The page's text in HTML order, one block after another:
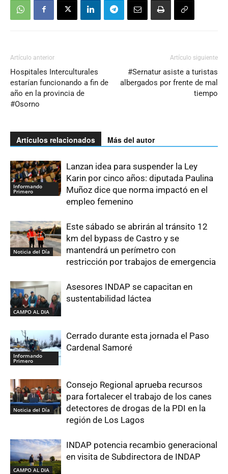
Artículo anterior
Hospitales Interculturales
estarían funcionando a fin de
año en la provincia de
#Osorno
Artículo siguiente
#Sernatur asiste a turistas
albergados por frente de mal
tiempo
Artículos relacionados Más del autor
Informando
Primero
Lanzan idea para suspender la Ley
Karin por cinco años: diputada Paulina
Muñoz dice que norma impactó en el
empleo femenino
Noticia del Día
Este sábado se abrirán al tránsito 12
km del bypass de Castro y se
mantendrá un perímetro con
restricción por trabajos de emergencia
CAMPO AL DIA
Asesores INDAP se capacitan en
sustentabilidad láctea
Informando
Primero
Cerrado durante esta jornada el Paso
Cardenal Samoré
Noticia del Día
Consejo Regional aprueba recursos
para fortalecer el trabajo de los canes
detectores de drogas de la PDI en la
región de Los Lagos
CAMPO AL DIA
INDAP potencia recambio generacional
en visita de Subdirectora de INDAP